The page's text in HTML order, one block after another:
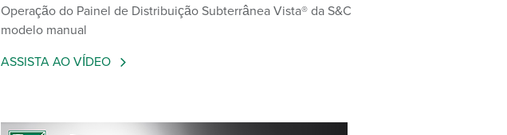
Operação do Painel de Distribuição Subterrânea Vista® da S&C
modelo manual
ASSISTA AO VÍDEO